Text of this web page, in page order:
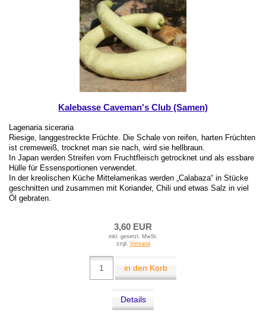
Kalebasse Caveman's Club (Samen)
Lagenaria siceraria
Riesige, langgestreckte Früchte. Die Schale von reifen, harten Früchten
ist cremeweiß, trocknet man sie nach, wird sie hellbraun.
In Japan werden Streifen vom Fruchtfleisch getrocknet und als essbare
Hülle für Essensportionen verwendet.
In der kreolischen Küche Mittelamerikas werden „Calabaza“ in Stücke
geschnitten und zusammen mit Koriander, Chili und etwas Salz in viel
Öl gebraten.
3,60 EUR
inkl. gesetzl. MwSt.
zzgl. Versand
in den Korb
Details